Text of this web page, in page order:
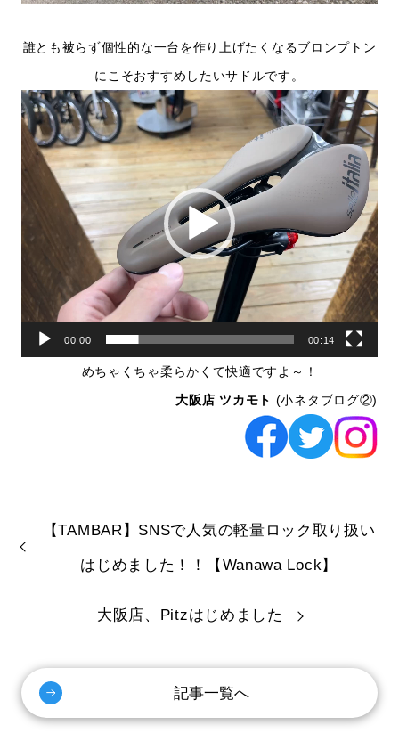
誰とも被らず個性的な一台を作り上げたくなるブロンプトン
にこそおすすめしたいサドルです。
動
画
プ
レ
00:00 00:14
めちゃくちゃ柔らかくて快適ですよ～！
大阪店 ツカモト (小ネタブログ②)
【TAMBAR】SNSで人気の軽量ロック取り扱い
はじめました！！【Wanawa Lock】
大阪店、Pitzはじめました
記事一覧へ